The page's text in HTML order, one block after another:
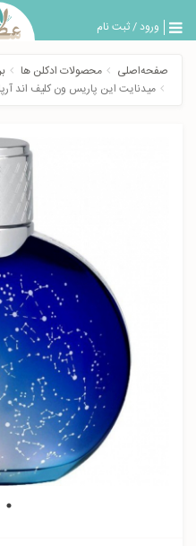
ورود/ثبت نام
بازگشت
صفحه‌اصلی محصولات ادکلن ها
میدنایت این پاریس ون کلیف اند